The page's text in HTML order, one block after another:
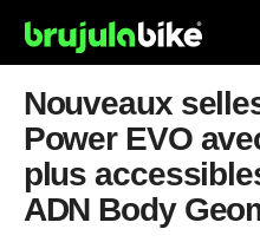
Nouveaux
Power EVO
plus
ADN Body